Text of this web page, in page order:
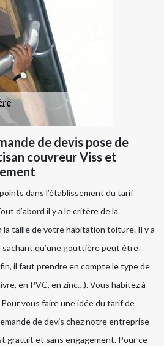
de devis pose de
couvreur Viss et
dans l’établissement du tarif
d’abord il y a le critère de la
la taille de votre habitation toiture. Il y a
qu’une gouttière peut être
il faut prendre en compte le type de
en PVC, en zinc…). Vous habitez à
vous faire une idée du tarif de
de devis chez notre entreprise
gratuit et sans engagement. Pour ce